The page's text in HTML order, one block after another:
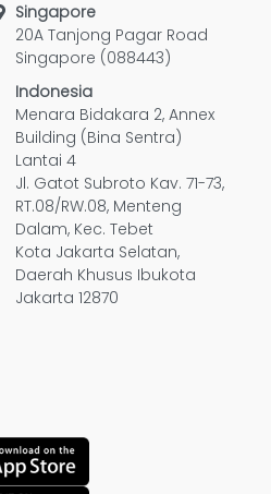
Singapore
20A Tanjong Pagar Road
Singapore (088443)
Indonesia
Menara Bidakara 2, Annex
Building (Bina Sentra)
Lantai 4
Jl. Gatot Subroto Kav. 71-73,
RT.08/RW.08, Menteng
Dalam, Kec. Tebet
Kota Jakarta Selatan,
Daerah Khusus Ibukota
Jakarta 12870